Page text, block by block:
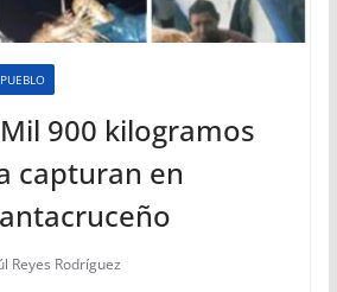
900 kilogramos
capturan en
Reyes Rodríguez